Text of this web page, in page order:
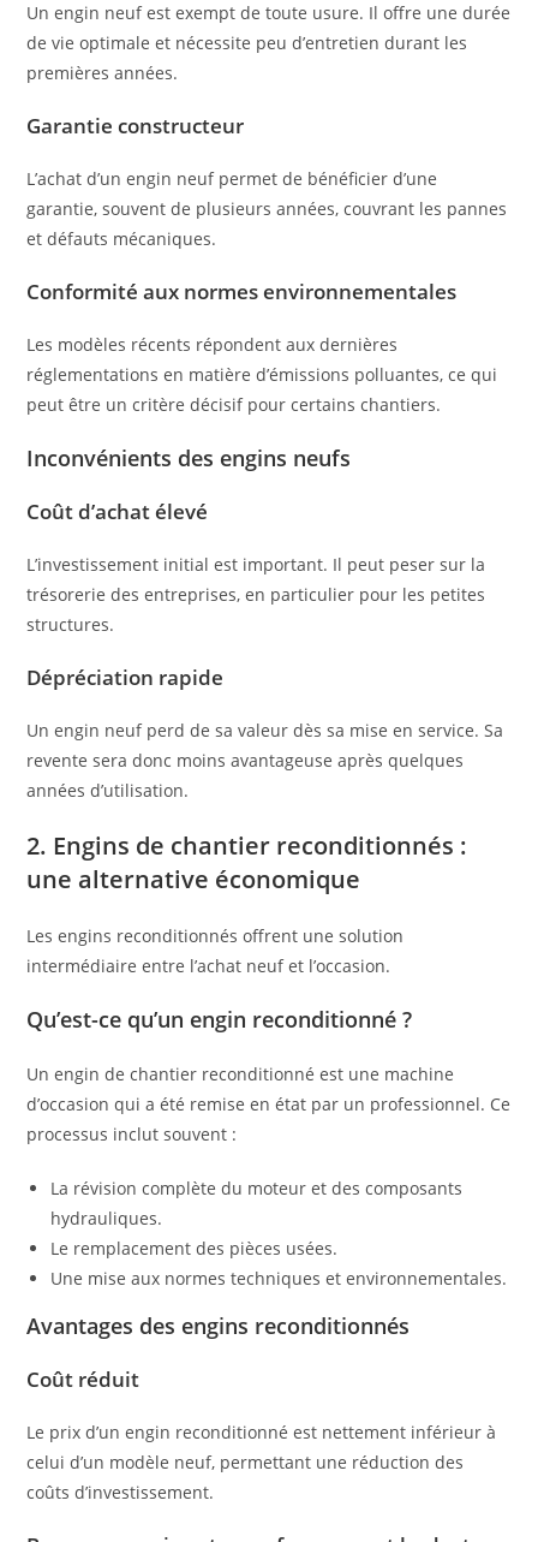
Un engin neuf est exempt de toute usure. Il offre une durée
de vie optimale et nécessite peu d’entretien durant les
premières années.
Garantie constructeur
L’achat d’un engin neuf permet de bénéficier d’une
garantie, souvent de plusieurs années, couvrant les pannes
et défauts mécaniques.
Conformité aux normes environnementales
Les modèles récents répondent aux dernières
réglementations en matière d’émissions polluantes, ce qui
peut être un critère décisif pour certains chantiers.
Inconvénients des engins neufs
Coût d’achat élevé
L’investissement initial est important. Il peut peser sur la
trésorerie des entreprises, en particulier pour les petites
structures.
Dépréciation rapide
Un engin neuf perd de sa valeur dès sa mise en service. Sa
revente sera donc moins avantageuse après quelques
années d’utilisation.
2. Engins de chantier reconditionnés :
une alternative économique
Les engins reconditionnés offrent une solution
intermédiaire entre l’achat neuf et l’occasion.
Qu’est-ce qu’un engin reconditionné ?
Un engin de chantier reconditionné est une machine
d’occasion qui a été remise en état par un professionnel. Ce
processus inclut souvent :
La révision complète du moteur et des composants
hydrauliques.
Le remplacement des pièces usées.
Une mise aux normes techniques et environnementales.
Avantages des engins reconditionnés
Coût réduit
Le prix d’un engin reconditionné est nettement inférieur à
celui d’un modèle neuf, permettant une réduction des
coûts d’investissement.